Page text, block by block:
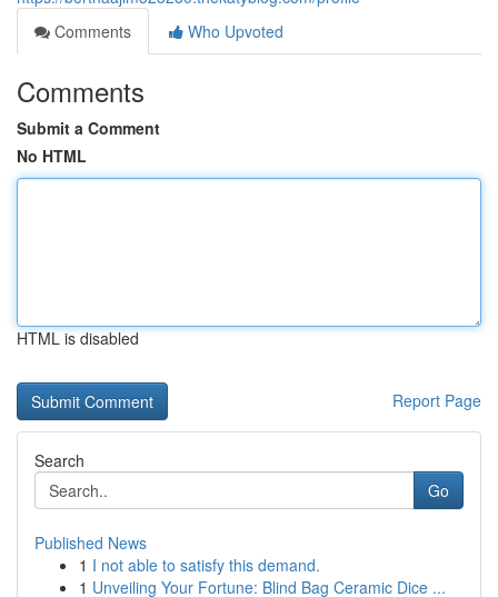
Comments
Who Upvoted
Comments
Submit a Comment
No HTML
HTML is disabled
Report Page
Search
Go
Published News
1 I not able to satisfy this demand.
1 Unveiling Your Fortune: Blind Bag Ceramic Dice ...